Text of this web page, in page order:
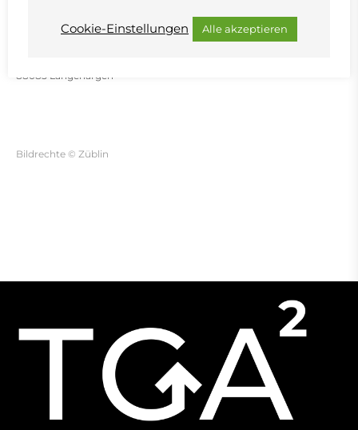
Generalunternehmer
88085 Langenargen
Bildrechte © Züblin
Cookie-Einstellungen Alle akzeptieren